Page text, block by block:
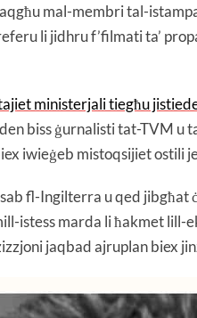
mal-membri tal-
li jidhru f’filmati ta’
ministerjali tiegħu
biss ġurnalisti tat-TVM u
iwieġeb mistoqsijiet ostili
fl-Ingilterra u qed
istess marda li ħakmet lill-
jaqbad ajruplan biex